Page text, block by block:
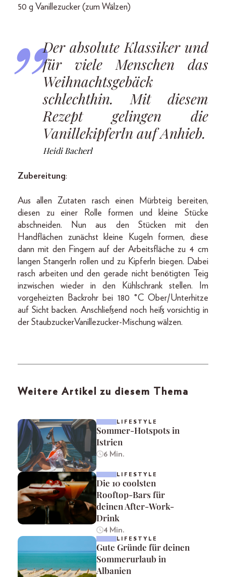
50 g Vanillezucker (zum Wälzen)
Der absolute Klassiker und
für viele Menschen das
Weihnachtsgebäck
schlechthin. Mit diesem
Rezept gelingen die
Vanillekipferln auf Anhieb.
Heidi Bacherl
Zubereitung:
Aus allen Zutaten rasch einen Mürbteig bereiten,
diesen zu einer Rolle formen und kleine Stücke
abschneiden. Nun aus den Stücken mit den
Handflächen zunächst kleine Kugeln formen, diese
dann mit den Fingern auf der Arbeits­fläche zu 4 cm
langen Stangerln rollen und zu Kipferln bie­gen. Dabei
rasch arbeiten und den gerade nicht benötigten Teig
inzwischen wieder in den Kühlschrank stellen. Im
vorgeheizten Backrohr bei 180 °C Ober­/Unterhitze
auf Sicht backen. Anschließend noch heiß vorsichtig in
der Staubzucker­Vanillezucker­-Mischung wälzen.
Weitere Artikel zu diesem Thema
LIFESTYLE
Sommer-Hotspots in
Istrien
6 Min.
LIFESTYLE
Die 10 coolsten
Rooftop-Bars für
deinen After-Work-
Drink
4 Min.
LIFESTYLE
Gute Gründe für deinen
Sommerurlaub in
Albanien